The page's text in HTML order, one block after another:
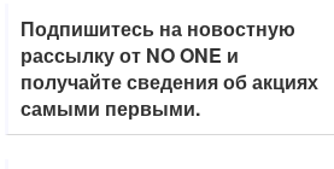
Подпишитесь на новостную
рассылку от NO ONE и
получайте сведения об акциях
самыми первыми.